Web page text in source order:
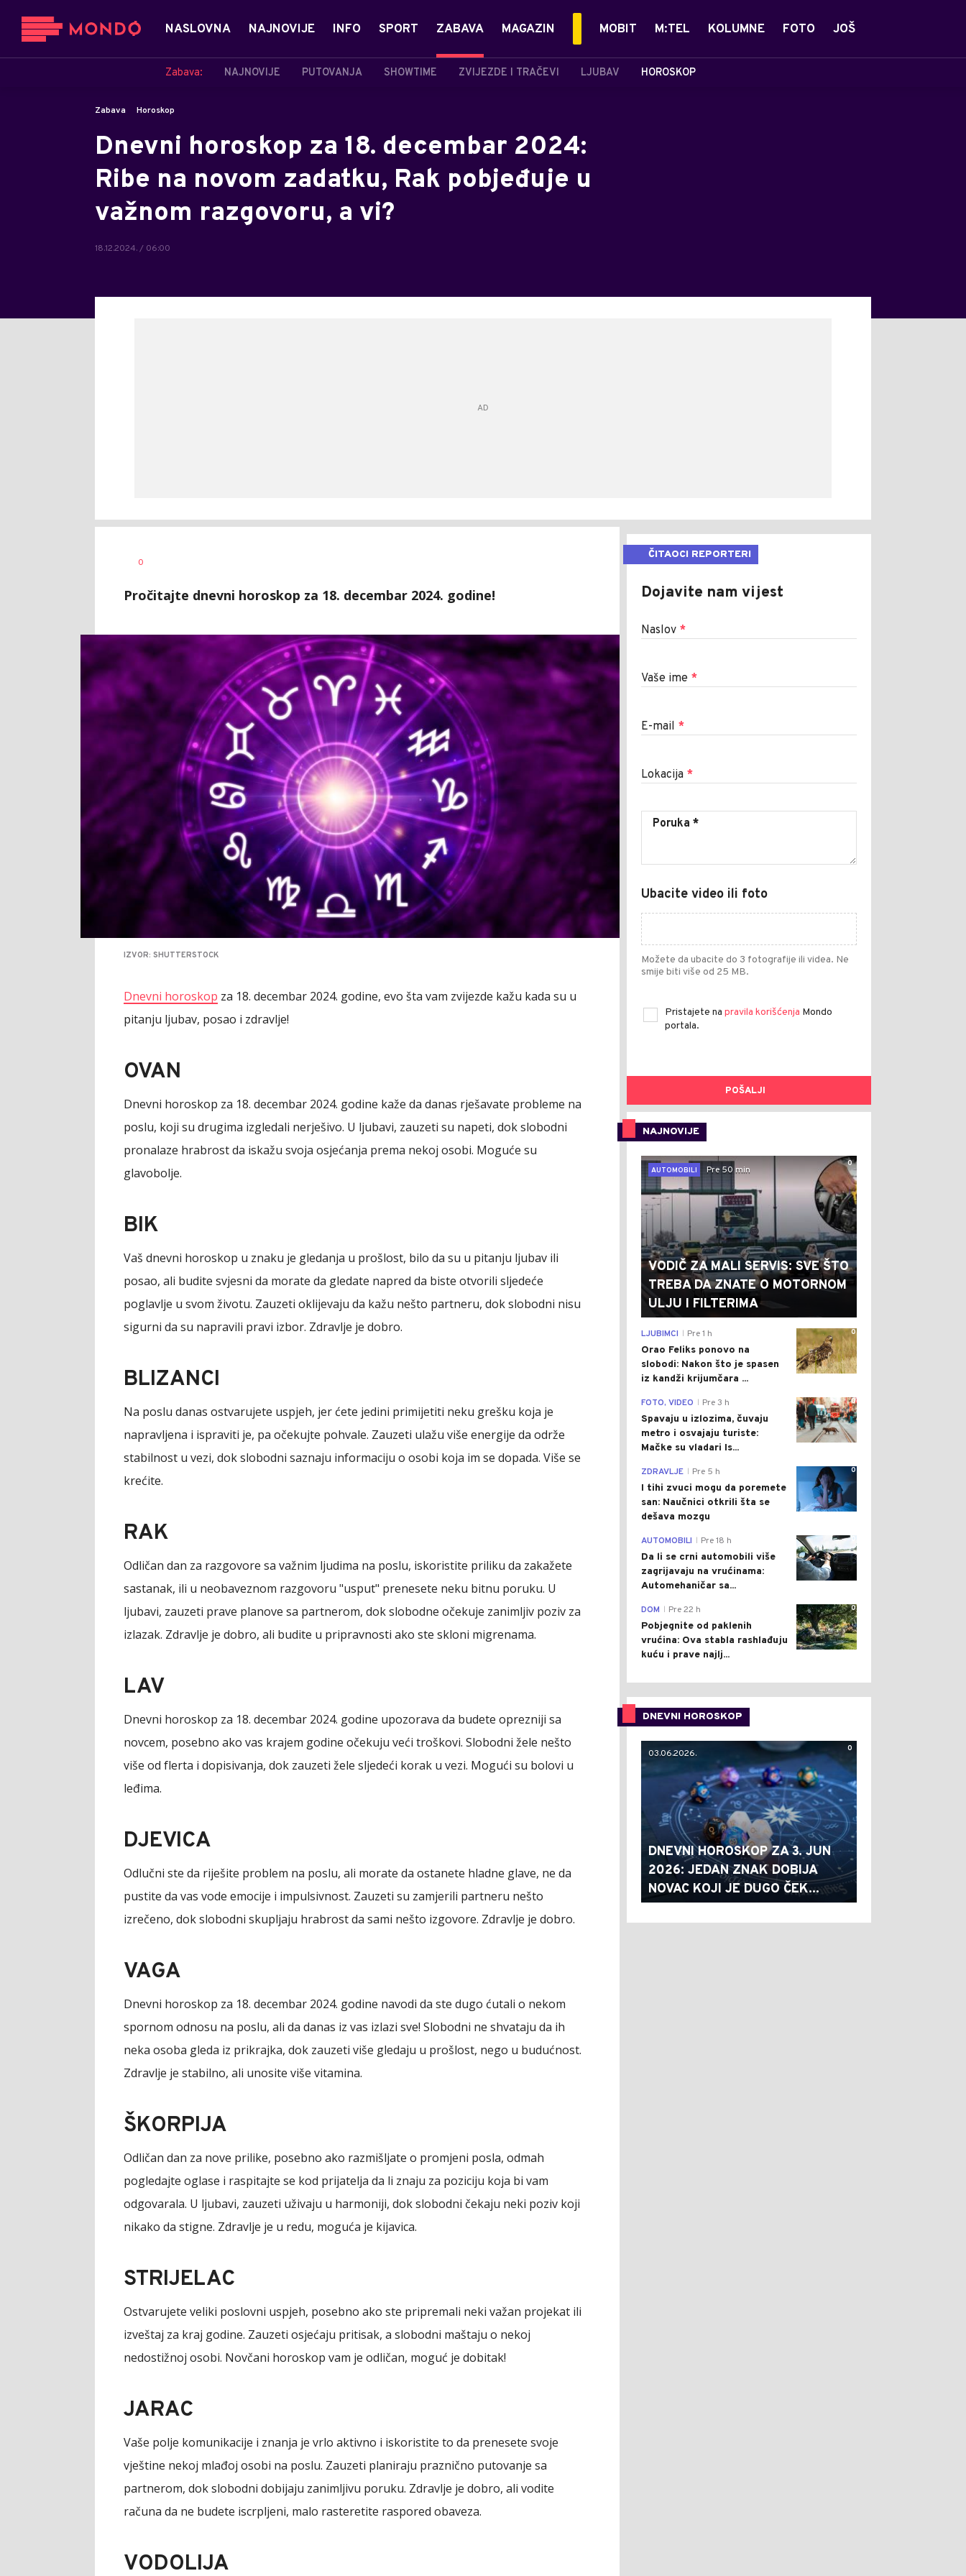
NASLOVNA NAJNOVIJE INFO SPORT ZABAVA
Zabava: NAJNOVIJE PUTOVANJA SHOWTIME ZVIJEZDE I TRAČEVI LJUBAV HOROSKOP
MAGAZIN MOBIT M:TEL KOLUMNE FOTO JOŠ
Zabava Horoskop
Dnevni horoskop za 18. decembar 2024:
Ribe na novom zadatku, Rak pobjeđuje u
važnom razgovoru, a vi?
18.12.2024. / 06:00
0
Pročitajte dnevni horoskop za 18. decembar 2024. godine!
IZVOR: SHUTTERSTOCK
Dnevni horoskop za 18. decembar 2024. godine, evo šta vam zvijezde kažu kada su u
pitanju ljubav, posao i zdravlje!
OVAN
Dnevni horoskop za 18. decembar 2024. godine kaže da danas rješavate probleme na
poslu, koji su drugima izgledali nerješivo. U ljubavi, zauzeti su napeti, dok slobodni
pronalaze hrabrost da iskažu svoja osjećanja prema nekoj osobi. Moguće su
glavobolje.
BIK
Vaš dnevni horoskop u znaku je gledanja u prošlost, bilo da su u pitanju ljubav ili
posao, ali budite svjesni da morate da gledate napred da biste otvorili sljedeće
poglavlje u svom životu. Zauzeti oklijevaju da kažu nešto partneru, dok slobodni nisu
sigurni da su napravili pravi izbor. Zdravlje je dobro.
BLIZANCI
Na poslu danas ostvarujete uspjeh, jer ćete jedini primijetiti neku grešku koja je
napravljena i ispraviti je, pa očekujte pohvale. Zauzeti ulažu više energije da održe
stabilnost u vezi, dok slobodni saznaju informaciju o osobi koja im se dopada. Više se
krećite.
RAK
Odličan dan za razgovore sa važnim ljudima na poslu, iskoristite priliku da zakažete
sastanak, ili u neobaveznom razgovoru "usput" prenesete neku bitnu poruku. U
ljubavi, zauzeti prave planove sa partnerom, dok slobodne očekuje zanimljiv poziv za
izlazak. Zdravlje je dobro, ali budite u pripravnosti ako ste skloni migrenama.
LAV
Dnevni horoskop za 18. decembar 2024. godine upozorava da budete oprezniji sa
novcem, posebno ako vas krajem godine očekuju veći troškovi. Slobodni žele nešto
više od flerta i dopisivanja, dok zauzeti žele sljedeći korak u vezi. Mogući su bolovi u
leđima.
DJEVICA
Odlučni ste da riješite problem na poslu, ali morate da ostanete hladne glave, ne da
pustite da vas vode emocije i impulsivnost. Zauzeti su zamjerili partneru nešto
izrečeno, dok slobodni skupljaju hrabrost da sami nešto izgovore. Zdravlje je dobro.
VAGA
Dnevni horoskop za 18. decembar 2024. godine navodi da ste dugo ćutali o nekom
spornom odnosu na poslu, ali da danas iz vas izlazi sve! Slobodni ne shvataju da ih
neka osoba gleda iz prikrajka, dok zauzeti više gledaju u prošlost, nego u budućnost.
Zdravlje je stabilno, ali unosite više vitamina.
ŠKORPIJA
Odličan dan za nove prilike, posebno ako razmišljate o promjeni posla, odmah
pogledajte oglase i raspitajte se kod prijatelja da li znaju za poziciju koja bi vam
odgovarala. U ljubavi, zauzeti uživaju u harmoniji, dok slobodni čekaju neki poziv koji
nikako da stigne. Zdravlje je u redu, moguća je kijavica.
STRIJELAC
Ostvarujete veliki poslovni uspjeh, posebno ako ste pripremali neki važan projekat ili
izveštaj za kraj godine. Zauzeti osjećaju pritisak, a slobodni maštaju o nekoj
nedostižnoj osobi. Novčani horoskop vam je odličan, moguć je dobitak!
JARAC
Vaše polje komunikacije i znanja je vrlo aktivno i iskoristite to da prenesete svoje
vještine nekoj mlađoj osobi na poslu. Zauzeti planiraju praznično putovanje sa
partnerom, dok slobodni dobijaju zanimljivu poruku. Zdravlje je dobro, ali vodite
računa da ne budete iscrpljeni, malo rasteretite raspored obaveza.
VODOLIJA
ČITAOCI REPORTERI
Dojavite nam vijest
Naslov *
Vaše ime *
E-mail *
Lokacija *
Ubacite video ili foto
Možete da ubacite do 3 fotografije ili videa. Ne
smije biti više od 25 MB.
Pristajete na pravila korišćenja Mondo
portala.
POŠALJI
NAJNOVIJE
0
AUTOMOBILI
Pre 50 min
VODIČ ZA MALI SERVIS: SVE ŠTO
TREBA DA ZNATE O MOTORNOM
ULJU I FILTERIMA
0
LJUBIMCI Pre 1 h
Orao Feliks ponovo na
slobodi: Nakon što je spasen
iz kandži krijumčara ...
0
FOTO, VIDEO Pre 3 h
Spavaju u izlozima, čuvaju
metro i osvajaju turiste:
Mačke su vladari Is...
0
ZDRAVLJE Pre 5 h
I tihi zvuci mogu da poremete
san: Naučnici otkrili šta se
dešava mozgu
0
AUTOMOBILI Pre 18 h
Da li se crni automobili više
zagrijavaju na vrućinama:
Automehaničar sa...
0
DOM Pre 22 h
Pobjegnite od paklenih
vrućina: Ova stabla rashlađuju
kuću i prave najlj...
DNEVNI HOROSKOP
0
03.06.2026.
DNEVNI HOROSKOP ZA 3. JUN
2026: JEDAN ZNAK DOBIJA
NOVAC KOJI JE DUGO ČEK...